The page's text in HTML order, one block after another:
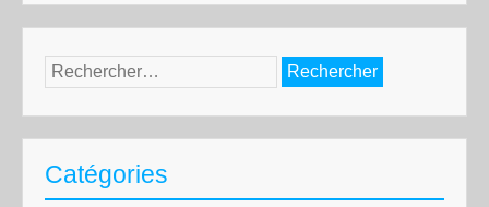
Rechercher :
Catégories